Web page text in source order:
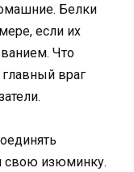
Белки
если их
Что
главный враг
свою изюминку.